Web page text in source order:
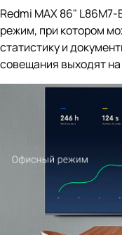
Redmi MAX 86"
режим, при котором
статистику и
совещания выходят